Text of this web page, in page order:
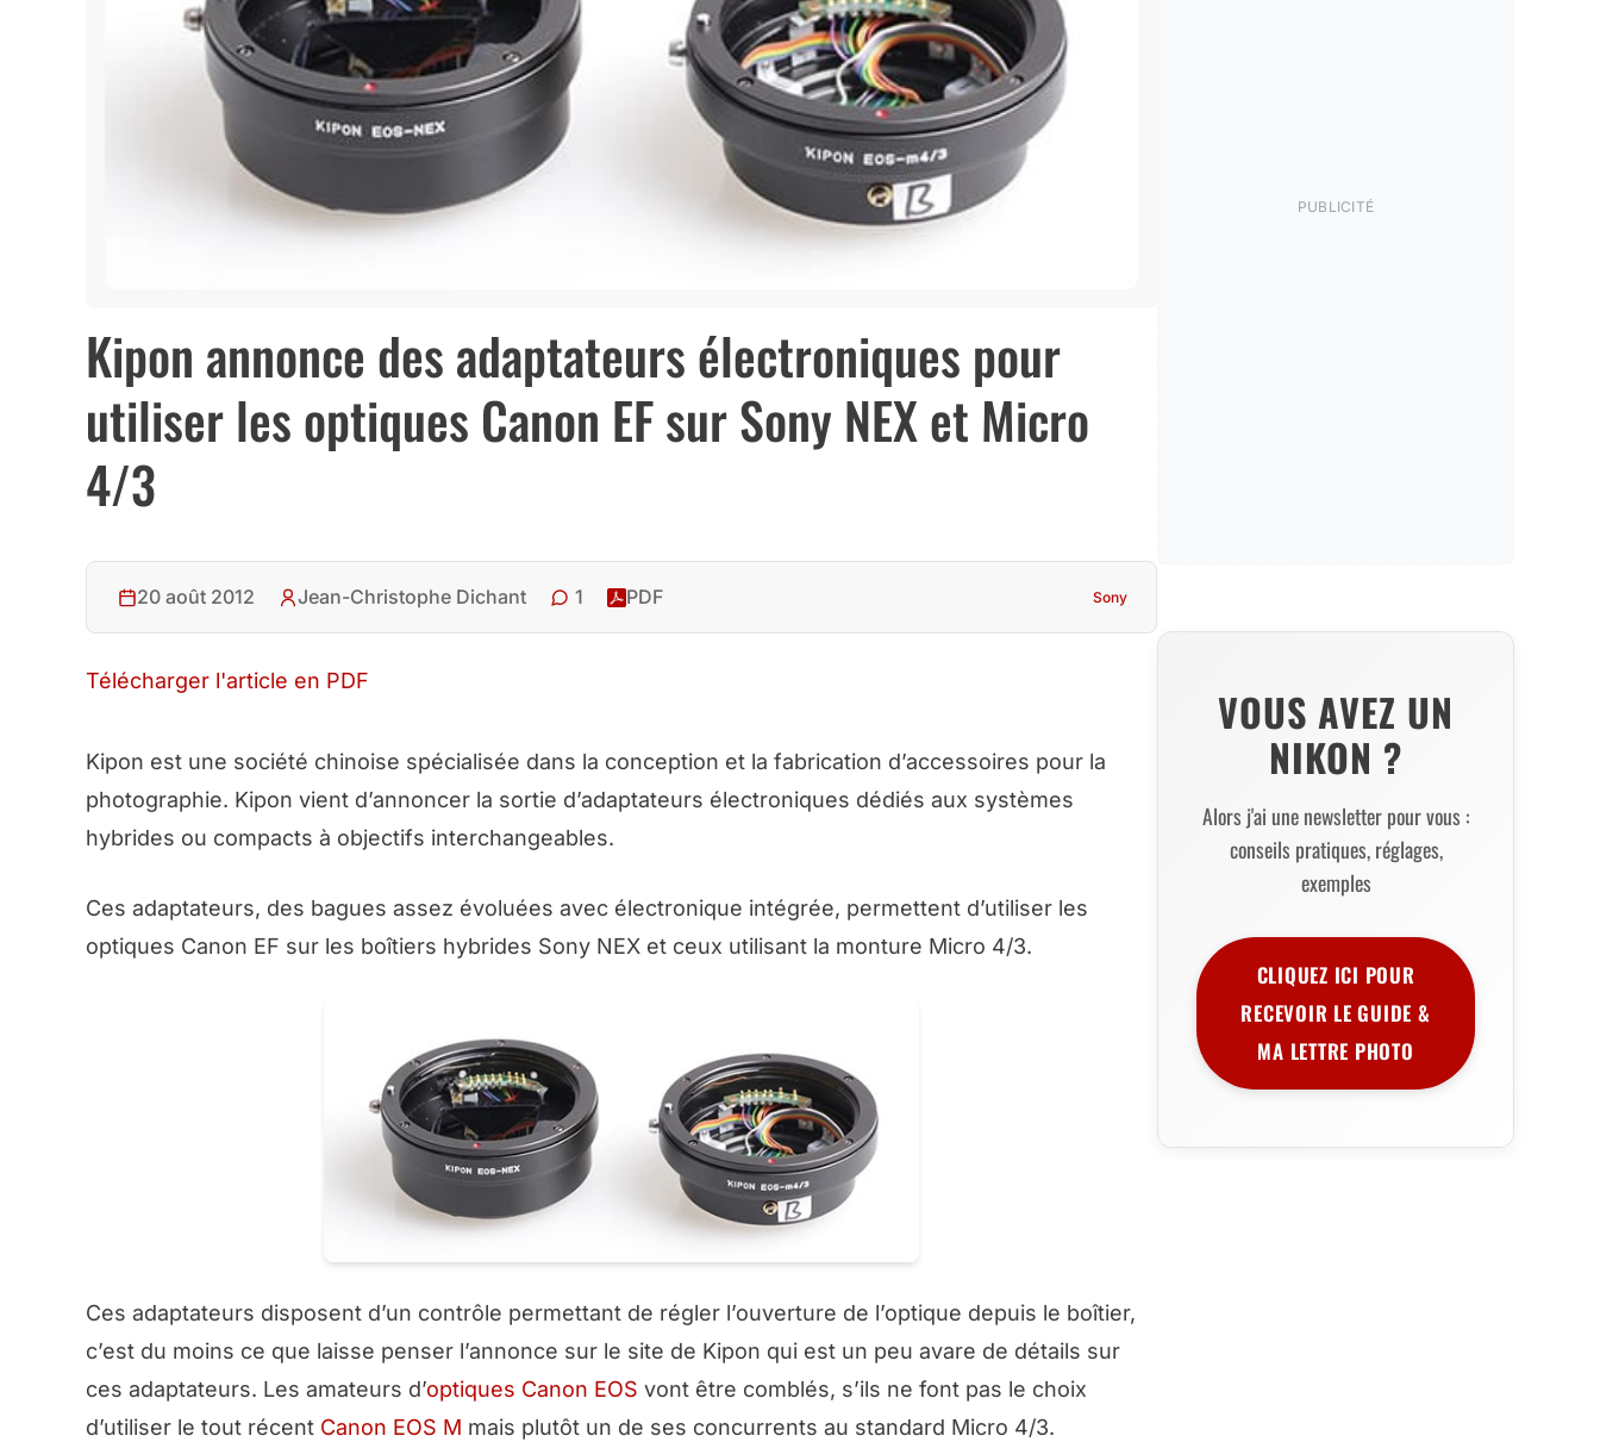
Kipon annonce des adaptateurs électroniques pour
utiliser les optiques Canon EF sur Sony NEX et Micro
4/3
20 août 2012 Jean-Christophe Dichant 1 PDF Sony
Télécharger l'article en PDF
Kipon est une société chinoise spécialisée dans la conception et la fabrication d’accessoires pour la
photographie. Kipon vient d’annoncer la sortie d’adaptateurs électroniques dédiés aux systèmes
hybrides ou compacts à objectifs interchangeables.
Ces adaptateurs, des bagues assez évoluées avec électronique intégrée, permettent d’utiliser les
optiques Canon EF sur les boîtiers hybrides Sony NEX et ceux utilisant la monture Micro 4/3.
Ces adaptateurs disposent d’un contrôle permettant de régler l’ouverture de l’optique depuis le boîtier,
c’est du moins ce que laisse penser l’annonce sur le site de Kipon qui est un peu avare de détails sur
ces adaptateurs. Les amateurs d’optiques Canon EOS vont être comblés, s’ils ne font pas le choix
d’utiliser le tout récent Canon EOS M mais plutôt un de ses concurrents au standard Micro 4/3.
PUBLICITÉ
VOUS AVEZ UN
NIKON ?
Alors j'ai une newsletter pour vous :
conseils pratiques, réglages,
exemples
CLIQUEZ ICI POUR
RECEVOIR LE GUIDE &
MA LETTRE PHOTO